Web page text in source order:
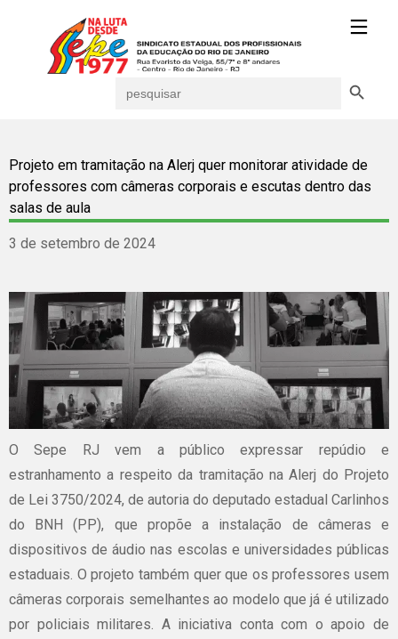
for:
Projeto em tramitação na Alerj quer monitorar atividade de
professores com câmeras corporais e escutas dentro das
salas de aula
3 de setembro de 2024
O Sepe RJ vem a público expressar repúdio e
estranhamento a respeito da tramitação na Alerj do Projeto
de Lei 3750/2024, de autoria do deputado estadual Carlinhos
do BNH (PP), que propõe a instalação de câmeras e
dispositivos de áudio nas escolas e universidades públicas
estaduais. O projeto também quer que os professores usem
câmeras corporais semelhantes ao modelo que já é utilizado
por policiais militares. A iniciativa conta com o apoio de